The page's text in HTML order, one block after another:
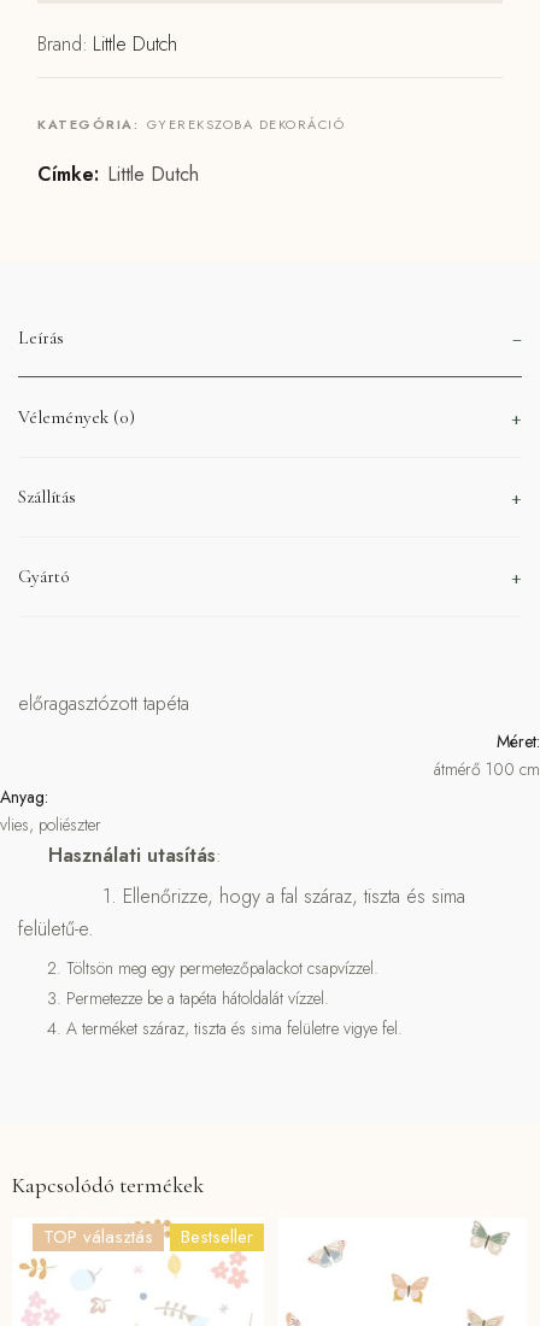
Brand: Little Dutch
KATEGÓRIA: GYEREKSZOBA DEKORÁCIÓ
Címke: Little Dutch
Leírás
Vélemények (0)
Szállítás
Gyártó
előragasztózott tapéta
Méret:
átmérő 100 cm
Anyag:
vlies, poliészter
Használati utasítás:
1. Ellenőrizze, hogy a fal száraz, tiszta és sima
felületű-e.
Töltsön meg egy permetezőpalackot csapvízzel.
Permetezze be a tapéta hátoldalát vízzel.
A terméket száraz, tiszta és sima felületre vigye fel.
Kapcsolódó termékek
TOP választás
Bestseller